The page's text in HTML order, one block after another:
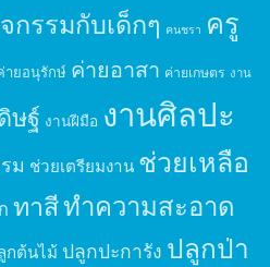
กรรมกับเด็กๆ คนชรา ครู
ายอนุรักษ์ ค่ายอาสา ค่ายเกษตร งาน
ษฐ์ งานฝีมือ งานศิลปะ
ม ช่วยเตรียมงาน ช่วยเหลือ
ทาสีทำความสะอาด
กต้นไม้ ปลูกปะการัง ปลูกป่า